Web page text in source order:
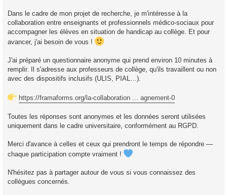
Dans le cadre de mon projet de recherche, je m'intéresse à la
collaboration entre enseignants et professionnels médico-sociaux pour
accompagner les élèves en situation de handicap au collège. Et pour
avancer, j'ai besoin de vous !
J'ai préparé un questionnaire anonyme qui prend environ 10 minutes à
remplir. Il s'adresse aux professeurs de collège, qu'ils travaillent ou non
avec des dispositifs inclusifs (ULIS, PIAL…).
https://framaforms.org/la-collaboration ... agnement-0
Toutes les réponses sont anonymes et les données seront utilisées
uniquement dans le cadre universitaire, conformément au RGPD.
Merci d'avance à celles et ceux qui prendront le temps de répondre —
chaque participation compte vraiment !
N'hésitez pas à partager autour de vous si vous connaissez des
collègues concernés.